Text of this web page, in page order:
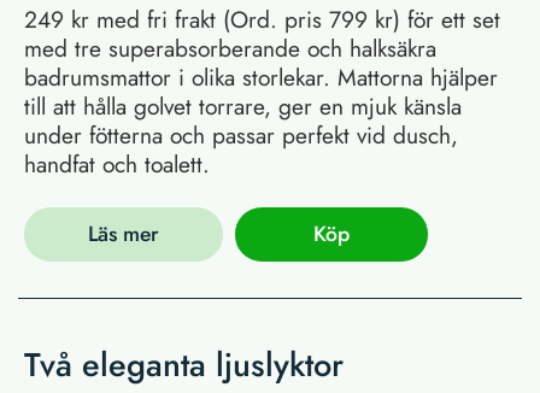
249 kr med fri frakt (Ord. pris 799 kr) för ett set
med tre superabsorberande och halksäkra
badrumsmattor i olika storlekar. Mattorna hjälper
till att hålla golvet torrare, ger en mjuk känsla
under fötterna och passar perfekt vid dusch,
handfat och toalett.
Läs mer Köp
Två eleganta ljuslyktor